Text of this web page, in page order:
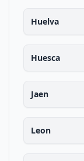
Huelva
Huesca
Jaen
Leon